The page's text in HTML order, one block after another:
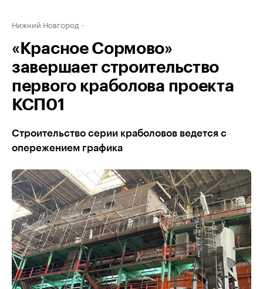
Нижний Новгород
«Красное Сормово»
завершает строительство
первого краболова проекта
КСП01
Строительство серии краболовов ведется с
опережением графика